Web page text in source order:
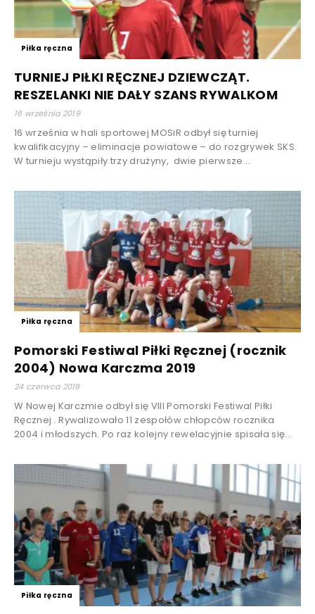
Piłka ręczna
TURNIEJ PIŁKI RĘCZNEJ DZIEWCZĄT.
RESZELANKI NIE DAŁY SZANS RYWALKOM
16 września 2019
16 września w hali sportowej MOSiR odbył się turniej
kwalifikacyjny – eliminacje powiatowe – do rozgrywek SKS.
W turnieju wystąpiły trzy drużyny, dwie pierwsze...
Piłka ręczna
Pomorski Festiwal Piłki Ręcznej (rocznik
2004) Nowa Karczma 2019
24 czerwca 2019
W Nowej Karczmie odbył się VIII Pomorski Festiwal Piłki
Ręcznej . Rywalizowało 11 zespołów chłopców rocznika
2004 i młodszych. Po raz kolejny rewelacyjnie spisała się...
Piłka ręczna